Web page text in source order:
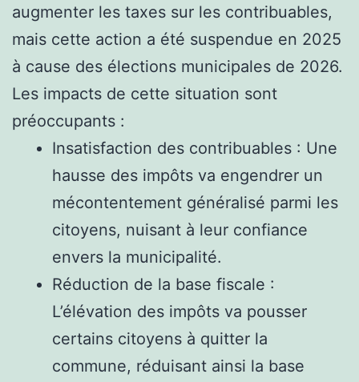
augmenter les taxes sur les contribuables,
mais cette action a été suspendue en 2025
à cause des élections municipales de 2026.
Les impacts de cette situation sont
préoccupants :
Insatisfaction des contribuables : Une
hausse des impôts va engendrer un
mécontentement généralisé parmi les
citoyens, nuisant à leur confiance
envers la municipalité.
Réduction de la base fiscale :
L’élévation des impôts va pousser
certains citoyens à quitter la
commune, réduisant ainsi la base